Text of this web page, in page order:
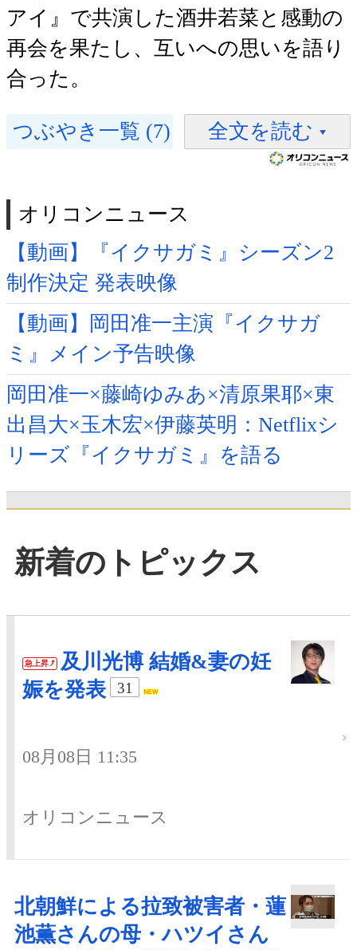
アイ』で共演した酒井若菜と感動の
再会を果たし、互いへの思いを語り
合った。
つぶやき一覧 (7) 全文を読む
オリコンニュース
【動画】『イクサガミ』シーズン2
制作決定 発表映像
【動画】岡田准一主演『イクサガ
ミ』メイン予告映像
岡田准一×藤崎ゆみあ×清原果耶×東
出昌大×玉木宏×伊藤英明：Netflixシ
リーズ『イクサガミ』を語る
新着のトピックス
急上昇
及川光博 結婚&妻の妊
娠を発表
31
08月08日 11:35
オリコンニュース
北朝鮮による拉致被害者・蓮
池薫さんの母・ハツイさん